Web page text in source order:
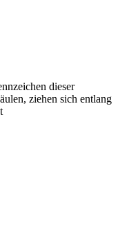
dieser
ziehen sich entlang